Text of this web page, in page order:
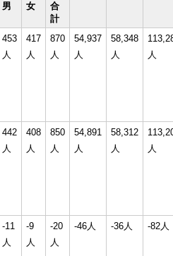
男
女
合
計
453
人
417
人
870
人
54,937
人
58,348
人
人
442
人
408
人
850
人
54,891
人
58,312
人
人
-11
人
-9
人
-20
人
-46人 -36人 -82人